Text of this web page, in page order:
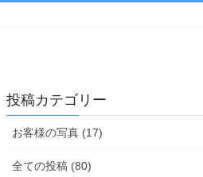
投稿カテゴリー
お客様の写真 (17)
全ての投稿 (80)